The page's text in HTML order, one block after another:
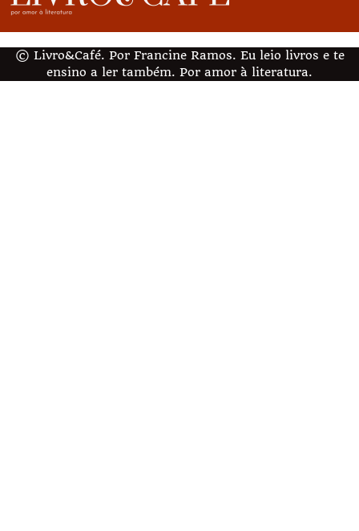
© Livro&Café. Por Francine Ramos. Eu leio livros e te
ensino a ler também. Por amor à literatura.